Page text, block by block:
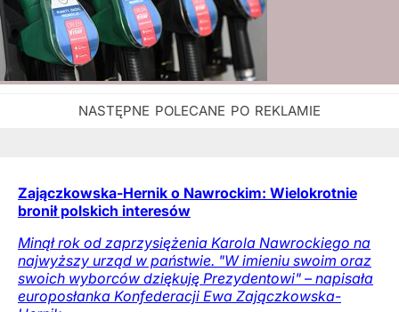
Zajączkowska-Hernik o Nawrockim: Wielokrotnie
bronił polskich interesów
Minął rok od zaprzysiężenia Karola Nawrockiego na
najwyższy urząd w państwie. "W imieniu swoim oraz
swoich wyborców dziękuję Prezydentowi" – napisała
europosłanka Konfederacji Ewa Zajączkowska-